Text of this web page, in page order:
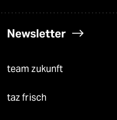
Newsletter
team zukunft
taz frisch